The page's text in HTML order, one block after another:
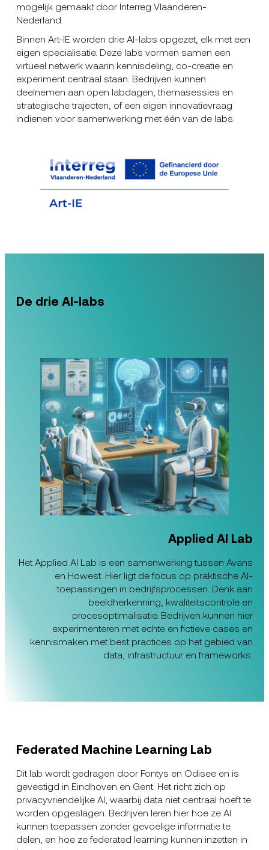
mogelijk gemaakt door Interreg Vlaanderen-
Nederland.
Binnen Art-IE worden drie AI-labs opgezet, elk met een
eigen specialisatie. Deze labs vormen samen een
virtueel netwerk waarin kennisdeling, co-creatie en
experiment centraal staan. Bedrijven kunnen
deelnemen aan open labdagen, themasessies en
strategische trajecten, of een eigen innovatievraag
indienen voor samenwerking met één van de labs.
De drie AI-labs
Applied AI Lab
Het Applied AI Lab is een samenwerking tussen Avans
en Howest. Hier ligt de focus op praktische AI-
toepassingen in bedrijfsprocessen. Denk aan
beeldherkenning, kwaliteitscontrole en
procesoptimalisatie. Bedrijven kunnen hier
experimenteren met echte en fictieve cases en
kennismaken met best practices op het gebied van
data, infrastructuur en frameworks.
Federated Machine Learning Lab
Dit lab wordt gedragen door Fontys en Odisee en is
gevestigd in Eindhoven en Gent. Het richt zich op
privacyvriendelijke AI, waarbij data niet centraal hoeft te
worden opgeslagen. Bedrijven leren hier hoe ze AI
kunnen toepassen zonder gevoelige informatie te
delen, en hoe ze federated learning kunnen inzetten in